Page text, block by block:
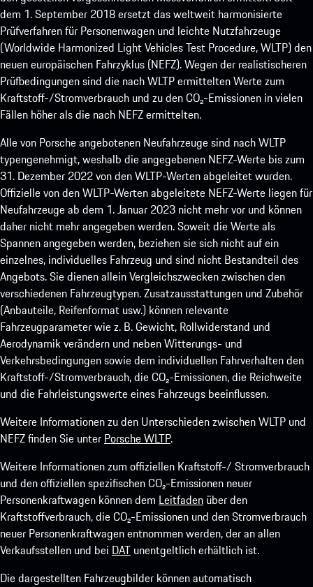
dem 1. September 2018 ersetzt das weltweit harmonisierte
Prüfverfahren für Personenwagen und leichte Nutzfahrzeuge
(Worldwide Harmonized Light Vehicles Test Procedure, WLTP) den
neuen europäischen Fahrzyklus (NEFZ). Wegen der realistischeren
Prüfbedingungen sind die nach WLTP ermittelten Werte zum
Kraftstoff-/Stromverbrauch und zu den CO₂-Emissionen in vielen
Fällen höher als die nach NEFZ ermittelten.
Alle von Porsche angebotenen Neufahrzeuge sind nach WLTP
typengenehmigt, weshalb die angegebenen NEFZ-Werte bis zum
31. Dezember 2022 von den WLTP-Werten abgeleitet wurden.
Offizielle von den WLTP-Werten abgeleitete NEFZ-Werte liegen für
Neufahrzeuge ab dem 1. Januar 2023 nicht mehr vor und können
daher nicht mehr angegeben werden. Soweit die Werte als
Spannen angegeben werden, beziehen sie sich nicht auf ein
einzelnes, individuelles Fahrzeug und sind nicht Bestandteil des
Angebots. Sie dienen allein Vergleichszwecken zwischen den
verschiedenen Fahrzeugtypen. Zusatzausstattungen und Zubehör
(Anbauteile, Reifenformat usw.) können relevante
Fahrzeugparameter wie z. B. Gewicht, Rollwiderstand und
Aerodynamik verändern und neben Witterungs- und
Verkehrsbedingungen sowie dem individuellen Fahrverhalten den
Kraftstoff-/Stromverbrauch, die CO₂-Emissionen, die Reichweite
und die Fahrleistungswerte eines Fahrzeugs beeinflussen.
Weitere Informationen zu den Unterschieden zwischen WLTP und
NEFZ finden Sie unter Porsche WLTP.
Weitere Informationen zum offiziellen Kraftstoff-/ Stromverbrauch
und den offiziellen spezifischen CO₂-Emissionen neuer
Personenkraftwagen können dem Leitfaden über den
Kraftstoffverbrauch, die CO₂-Emissionen und den Stromverbrauch
neuer Personenkraftwagen entnommen werden, der an allen
Verkaufsstellen und bei DAT unentgeltlich erhältlich ist.
Die dargestellten Fahrzeugbilder können automatisch